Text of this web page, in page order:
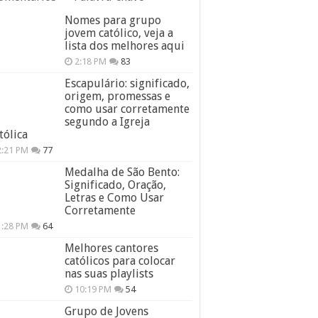
Nomes para grupo
jovem católico, veja a
lista dos melhores aqui
2:18 PM 83
Escapulário: significado,
origem, promessas e
como usar corretamente
segundo a Igreja
PM 77
Medalha de São Bento:
Significado, Oração,
Letras e Como Usar
Corretamente
PM 64
Melhores cantores
católicos para colocar
nas suas playlists
10:19 PM 54
Grupo de Jovens